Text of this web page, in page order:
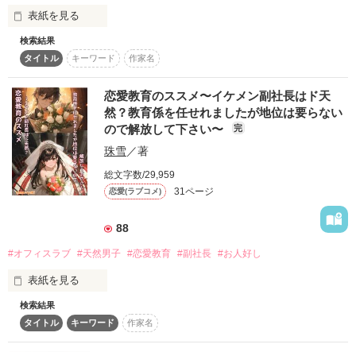
地味にstart→20160311
地味にend→20160331
番外編・天下一のシスコン 春川蘭の逆襲
20160409完結
作品を読む
×
世界に誇る楽器メーカーの御曹司
榛名 律 （はるな りつ）２９歳
＊＊
こんな出逢いは、運命じゃない。
この男は、善意の聖人君子じゃない。
この結婚に、愛はない。
ーーー
ーー
ー
＊ベリーズカフェにてランキング入り
2017.10.12 マカロン文庫より発売
2017.10.11 一部公開に変更
2017.9.26 加筆修正
2013.12.14　　掲載
2007　　　　　執筆
☆*｡｡｡*☆*｡｡｡*☆*｡｡｡*☆*｡｡｡*☆*｡｡｡*☆
usamo様・聖凪砂様
素敵なレビューありがとうございました！
作品を読む
表紙を見る
同級生２人のすれ違いラブコメディ
平田灯里（ひらたあかり）
26歳
廣澤総合病院　院長秘書
副業有り
♡
「ちょっと待て、そこのくノ一！」
「……と、殿、なんでござるか？」
検索結果
タイトル
キーワード 作家名
恋愛教育のススメ〜イケメン副社長はド天
然？教育係を任せれましたが地位は要らない
ので解放して下さい〜
完
珠雪／著
総文字数/29,959
恋愛(ラブコメ) 31ページ
88
#オフィスラブ #天然男子 #恋愛教育 #副社長 #お人好し
表紙を見る
白石 桜子(しらいしさくらこ)28歳
しっかり者の彼女は
人から頼られたら断れない
検索結果
タイトル
キーワード 作家名